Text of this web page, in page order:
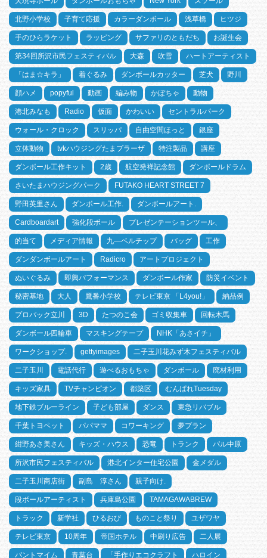
北野小学校 子育て応援 カラーダンボール 浅草橋 ヒツジ
手のひらラケット ラッピング サファリのともだち お誕生会
第34回所沢市民フェスティバル 大森 吹雪 ハートアーティスト
「はま☆キラ」 着ぐるみ ダンボールカッター 芝犬 野川
顔ハメ popyful 動画 編み物 かぼちゃ 動物
港北みなも Radio 仮面 かわいい セントラルパーク
ウォール・クロック スリッパ 自由空間ほっと 銀座
立体動物 tvkハウジングたまプラーザ 特注製品 講座
ダンボール工作キット 2歳 航空発祥記念館 ダンボールドラム
さいたまハウジングパーク FUTAKO HEART STREET 7
野田英里さん ダンボール工作. ダンボールアート.
Cardboardart 強化段ボール プレゼンテーションツール、
的当て メディア情報 九―ベルチップ バッグ 工作
ダンダンボールアート Radicro アートプロジェクト
ぬいぐるみ 即興パフォーマンス ダンボール作家 防災イベント
秘密基地 大人 鷹番小学校 テレビ東京 「L4you!」 納品例
プロパック立川 3D たつのこ会 ゴミ収集車 回転木馬
ダンボール四輪車 マスキングテープ NHK「あさイチ」
ワークショップ. gettyimages 二子玉川花みず木フェスティバル
二子玉川 電話代行 遊べるおもちゃ ダンボール 廃材利用
キッズ家具 TVチャンピオン 都築区 むんぱれTuesday
地下鉄ブルーライン 子ども部屋 ダンス 東急リバブル
千葉トヨペット パパママ コワーキング 夢プラン
紺野あさ美さん キッズ・ハウス 恐竜 トランク パル中原
所沢市民フェスティバル 港北インター住宅公園 金メダル
二子玉川商店街 副島 淳さん 親子向け.
段ボールアーティスト 兵庫島公園 TAMAGAWABREW
トラック 新学社 ひるおび ものこと祭り ユザワヤ
テレビ東京 10周年 帝国ホテル 中刷り広告 二人展
パントマイム 青葉台 「手作りエコクラフト ハロイン